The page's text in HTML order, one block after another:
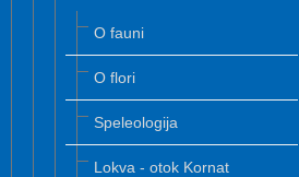
O fauni
O flori
Speleologija
Lokva - otok Kornat